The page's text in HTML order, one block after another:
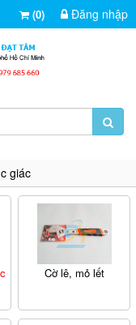
(0) Đăng nhập
giác
Cờ lê, mỏ lết